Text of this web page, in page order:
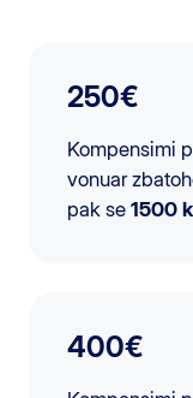
250€
Kompensimi
vonuar
pak se 1500
400€